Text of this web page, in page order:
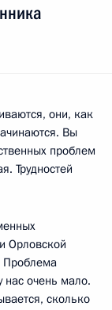
они, как
Вы
проблем
Трудностей
Орловской
Проблема
нас очень мало.
сколько